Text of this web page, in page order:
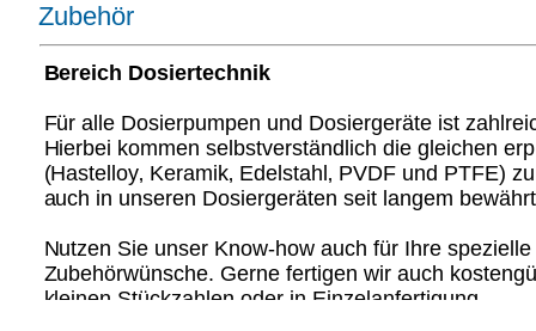
Zubehör
Bereich Dosiertechnik
Für alle Dosierpumpen und Dosiergeräte ist
Hierbei kommen selbstverständlich die gleichen
(Hastelloy‚ Keramik‚ Edelstahl‚ PVDF und PTFE)
auch in unseren Dosiergeräten seit langem
Nutzen Sie unser Know-how auch für Ihre
Zubehörwünsche. Gerne fertigen wir auch
kleinen Stückzahlen oder in Einzelanfertigung.